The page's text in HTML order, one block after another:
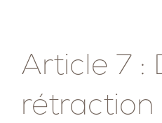
Article 7 :
rétraction